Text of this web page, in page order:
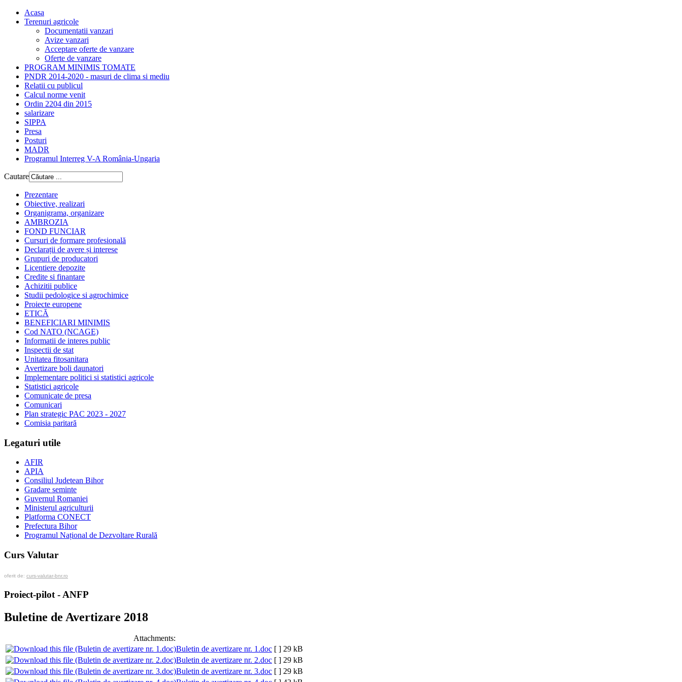
Acasa
Terenuri agricole
Documentatii vanzari
Avize vanzari
Acceptare oferte de vanzare
Oferte de vanzare
PROGRAM MINIMIS TOMATE
PNDR 2014-2020 - masuri de clima si mediu
Relatii cu publicul
Calcul norme venit
Ordin 2204 din 2015
salarizare
SIPPA
Presa
Posturi
MADR
Programul Interreg V-A România-Ungaria
Cautare
Prezentare
Obiective, realizari
Organigrama, organizare
AMBROZIA
FOND FUNCIAR
Cursuri de formare profesională
Declarații de avere și interese
Grupuri de producatori
Licentiere depozite
Credite si finantare
Achizitii publice
Studii pedologice si agrochimice
Proiecte europene
ETICĂ
BENEFICIARI MINIMIS
Cod NATO (NCAGE)
Informatii de interes public
Inspectii de stat
Unitatea fitosanitara
Avertizare boli daunatori
Implementare politici si statistici agricole
Statistici agricole
Comunicate de presa
Comunicari
Plan strategic PAC 2023 - 2027
Comisia paritară
Legaturi utile
AFIR
APIA
Consiliul Judetean Bihor
Gradare seminte
Guvernul Romaniei
Ministerul agriculturii
Platforma CONECT
Prefectura Bihor
Programul Național de Dezvoltare Rurală
Curs Valutar
oferit de: curs-valutar-bnr.ro
Proiect-pilot - ANFP
Buletine de Avertizare 2018
Attachments:
Buletin de avertizare nr. 1.doc [ ] 29 kB
Buletin de avertizare nr. 2.doc [ ] 29 kB
Buletin de avertizare nr. 3.doc [ ] 29 kB